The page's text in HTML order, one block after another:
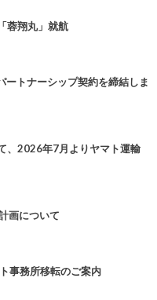
蓉翔丸」就航
ートナーシップ契約を締結しま
、2026年7月よりヤマト運輸
画について
事務所移転のご案内